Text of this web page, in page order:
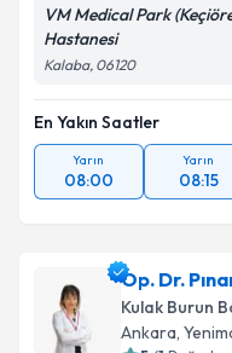
VM Medical Park
Hastanesi
Kalaba, 06120
En Yakın Saatler
Yarın
08:00
Yarın
08:15
Op. Dr.
Kulak Burun
Ankara,